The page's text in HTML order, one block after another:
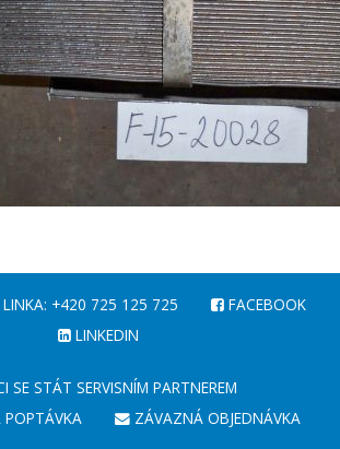
LINKA: +420 725 125 725
FACEBOOK
LINKEDIN
SE STÁT SERVISNÍM PARTNEREM
ZÁVAZNÁ OBJEDNÁVKA